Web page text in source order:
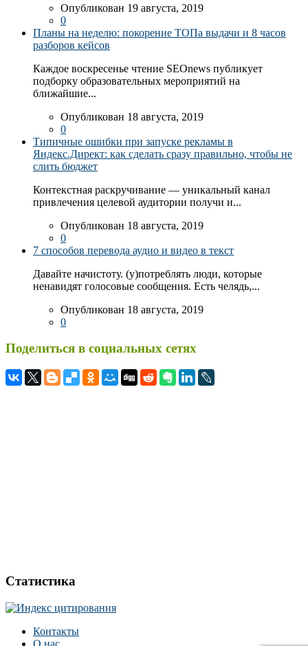
Опубликован 19 августа, 2019
0
Планы на неделю: покорение ТОПа выдачи и 8 часов
разборов кейсов
Каждое воскресенье чтение SEOnews публикует
подборку образовательных мероприятий на
ближайшие...
Опубликован 18 августа, 2019
0
Типичные ошибки при запуске рекламы в
Яндекс.Директ: как сделать сразу правильно, чтобы не
слить бюджет
Контекстная раскручивание — уникальный канал
привлечения целевой аудитории получи и...
Опубликован 18 августа, 2019
0
7 способов перевода аудио и видео в текст
Давайте начистоту. (у)потреблять люди, которые
ненавидят голосовые сообщения. Есть челядь,...
Опубликован 18 августа, 2019
0
Поделиться в социальных сетях
Статистика
Контакты
О нас